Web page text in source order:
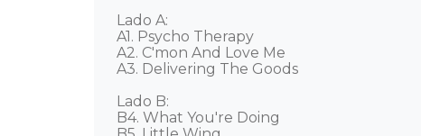
Lado A:
A1. Psycho Therapy
A2. C'mon And Love Me
A3. Delivering The Goods
Lado B:
B4. What You're Doing